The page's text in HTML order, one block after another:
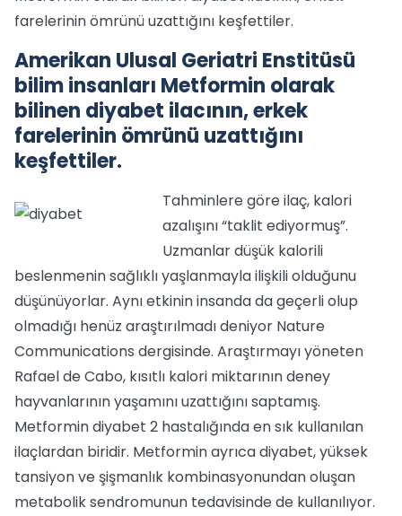
farelerinin ömrünü uzattığını keşfettiler.
Amerikan Ulusal Geriatri Enstitüsü
bilim insanları Metformin olarak
bilinen diyabet ilacının, erkek
farelerinin ömrünü uzattığını
keşfettiler.
Tahminlere göre ilaç, kalori
azalışını “taklit ediyormuş”.
Uzmanlar düşük kalorili
beslenmenin sağlıklı yaşlanmayla ilişkili olduğunu
düşünüyorlar. Aynı etkinin insanda da geçerli olup
olmadığı henüz araştırılmadı deniyor Nature
Communications dergisinde. Araştırmayı yöneten
Rafael de Cabo, kısıtlı kalori miktarının deney
hayvanlarının yaşamını uzattığını saptamış.
Metformin diyabet 2 hastalığında en sık kullanılan
ilaçlardan biridir. Metformin ayrıca diyabet, yüksek
tansiyon ve şişmanlık kombinasyonundan oluşan
metabolik sendromunun tedavisinde de kullanılıyor.